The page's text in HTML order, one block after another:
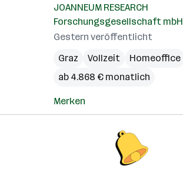
JOANNEUM RESEARCH
Forschungsgesellschaft mbH
Gestern veröffentlicht
Graz
Vollzeit
Homeoffice
ab 4.868 € monatlich
Merken